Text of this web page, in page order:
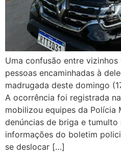
Uma confusão entre
pessoas encaminhadas à
madrugada deste domingo
A ocorrência foi registrada
mobilizou equipes da Polícia
denúncias de briga e tumulto
informações do boletim
se deslocar […]